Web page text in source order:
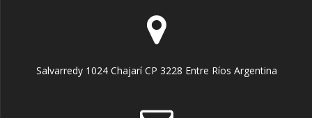
Salvarredy 1024 Chajarí CP 3228 Entre Ríos Argentina